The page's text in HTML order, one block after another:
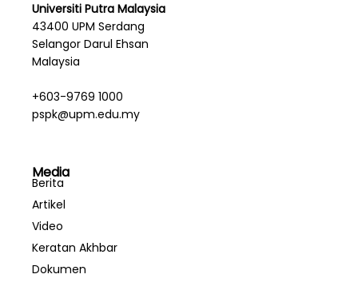
Universiti Putra Malaysia
43400 UPM Serdang
Selangor Darul Ehsan
Malaysia
+603-9769 1000
pspk@upm.edu.my
Media
Berita
Artikel
Video
Keratan Akhbar
Dokumen